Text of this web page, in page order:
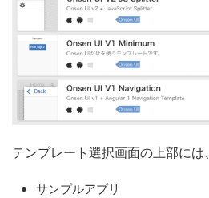
テンプレート選択画面の上部には、
サンプルアプリ